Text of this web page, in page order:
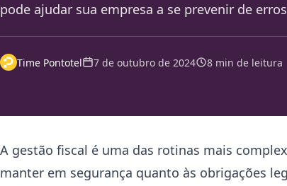
pode ajudar sua empresa a se prevenir de
Time Pontotel 7 de outubro de 2024 8 min de leitura
A gestão fiscal é uma das rotinas mais
manter em segurança quanto às obrigações